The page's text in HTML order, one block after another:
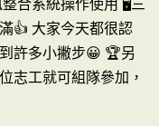
合系統操作使用 🖥三
👍 大家今天都很認
許多小撇步😀 🏆另
志工就可組隊參加，